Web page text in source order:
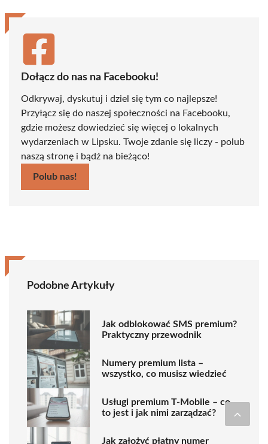
Dołącz do nas na Facebooku!
Odkrywaj, dyskutuj i dziel się tym co najlepsze!
Przyłącz się do naszej społeczności na Facebooku,
gdzie możesz dowiedzieć się więcej o lokalnych
wydarzeniach w Lipsku. Twoje zdanie się liczy - polub
naszą stronę i bądź na bieżąco!
Polub nas!
Podobne Artykuły
Jak odblokować SMS premium?
Praktyczny przewodnik
Numery premium lista –
wszystko, co musisz wiedzieć
Usługi premium T-Mobile – co
to jest i jak nimi zarządzać?
Jak założyć płatny numer